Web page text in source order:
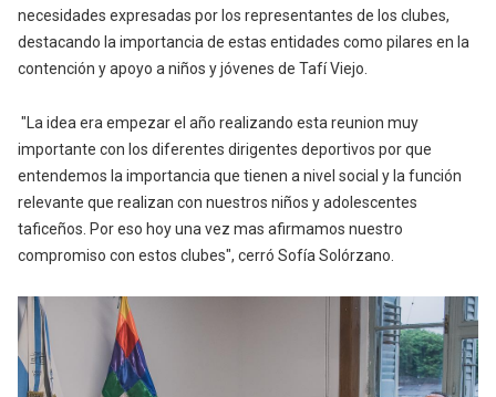
necesidades expresadas por los representantes de los clubes,
destacando la importancia de estas entidades como pilares en la
contención y apoyo a niños y jóvenes de Tafí Viejo.
"La idea era empezar el año realizando esta reunion muy
importante con los diferentes dirigentes deportivos por que
entendemos la importancia que tienen a nivel social y la función
relevante que realizan con nuestros niños y adolescentes
taficeños. Por eso hoy una vez mas afirmamos nuestro
compromiso con estos clubes", cerró Sofía Solórzano.